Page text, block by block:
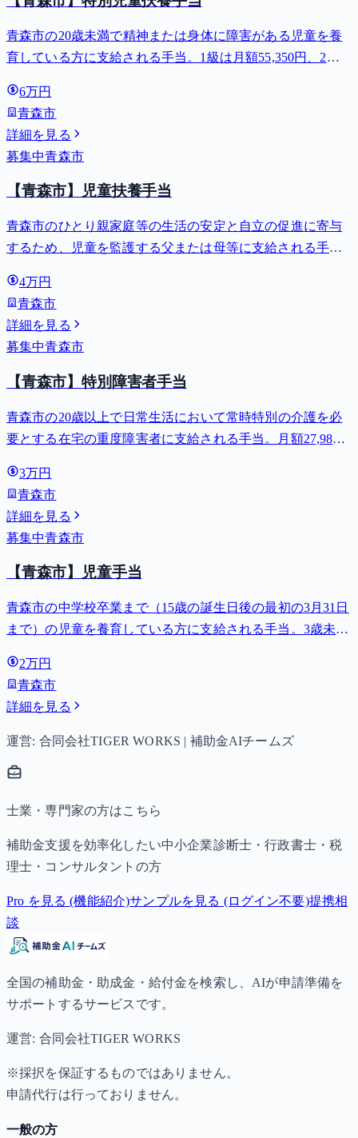
青森市の20歳未満で精神または身体に障害がある児童を養
育している方に支給される手当。1級は月額55,350円、2級
6万円
青森市
詳細を見る
募集中青森市
【青森市】児童扶養手当
青森市のひとり親家庭等の生活の安定と自立の促進に寄与
するため、児童を監護する父または母等に支給される手
4万円
青森市
詳細を見る
募集中青森市
【青森市】特別障害者手当
青森市の20歳以上で日常生活において常時特別の介護を必
要とする在宅の重度障害者に支給される手当。月額27,980
3万円
青森市
詳細を見る
募集中青森市
【青森市】児童手当
青森市の中学校卒業まで（15歳の誕生日後の最初の3月31日
まで）の児童を養育している方に支給される手当。3歳未満
子以降は15,000円）、中学生は月額10,000円。
2万円
青森市
詳細を見る
運営: 合同会社TIGER WORKS | 補助金AIチームズ
士業・専門家の方はこちら
補助金支援を効率化したい中小企業診断士・行政書士・税
理士・コンサルタントの方
Pro を見る (機能紹介)サンプルを見る (ログイン不要)提携相
談
全国の補助金・助成金・給付金を検索し、AIが申請準備を
サポートするサービスです。
運営: 合同会社TIGER WORKS
※採択を保証するものではありません。
申請代行は行っておりません。
一般の方